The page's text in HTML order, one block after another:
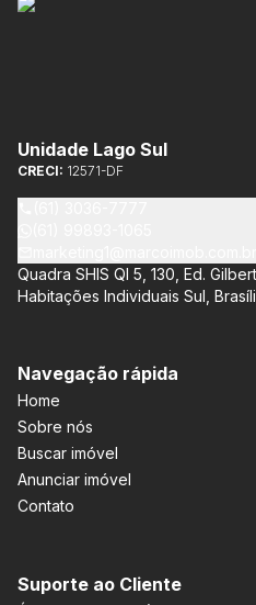
Unidade Lago Sul
CRECI: 12571-DF
Quadra SHIS QI 5, 130, Ed.
Habitações Individuais Sul,
Navegação rápida
Home
Sobre nós
Buscar imóvel
Anunciar imóvel
Contato
Suporte ao Cliente